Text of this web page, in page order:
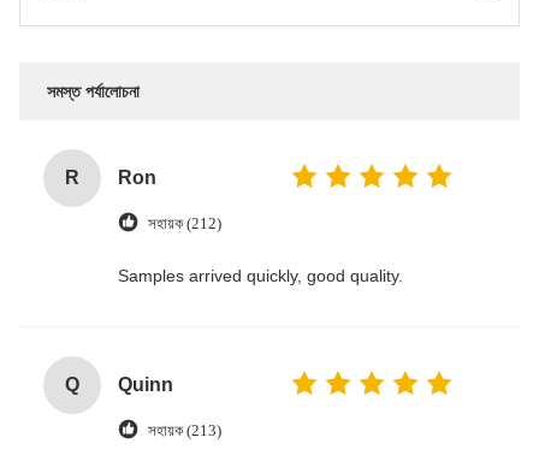
সমস্ত পর্যালোচনা
R Ron
সহায়ক (212)
Samples arrived quickly, good quality.
Q Quinn
সহায়ক (213)